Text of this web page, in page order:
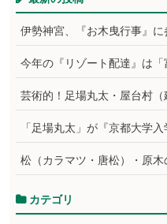
伊勢神宮、『お木曳行事』に
今年の『リゾート配達』は「
芸術的！足場丸太・屋台村
「足場丸太」が『京都大
松（カラマツ・唐松）・原
カテゴリ